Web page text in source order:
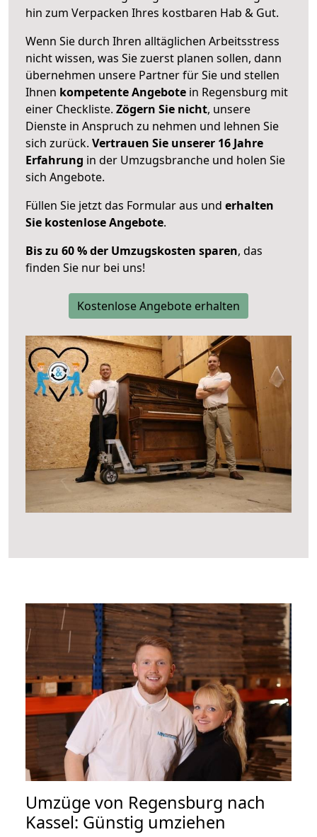
hin zum Verpacken Ihres kostbaren Hab & Gut.
Wenn Sie durch Ihren alltäglichen Arbeitsstress
nicht wissen, was Sie zuerst planen sollen, dann
übernehmen unsere Partner für Sie und stellen
Ihnen kompetente Angebote in Regensburg mit
einer Checkliste. Zögern Sie nicht, unsere
Dienste in Anspruch zu nehmen und lehnen Sie
sich zurück. Vertrauen Sie unserer 16 Jahre
Erfahrung in der Umzugsbranche und holen Sie
sich Angebote.
Füllen Sie jetzt das Formular aus und erhalten
Sie kostenlose Angebote.
Bis zu 60 % der Umzugskosten sparen, das
finden Sie nur bei uns!
Kostenlose Angebote erhalten
Umzüge von Regensburg nach
Kassel: Günstig umziehen